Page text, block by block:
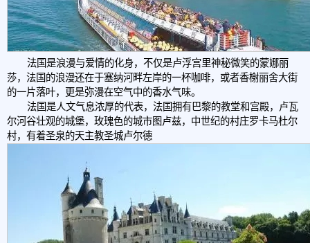
法国是浪漫与爱情的化身，不仅是卢浮宫里神秘微笑的蒙娜丽
莎，法国的浪漫还在于塞纳河畔左岸的一杯咖啡，或者香榭丽舍大街
的一片落叶，更是弥漫在空气中的香水气味。
法国是人文气息浓厚的代表，法国拥有巴黎的教堂和宫殿，卢瓦
尔河谷壮观的城堡，玫瑰色的城市图卢兹，中世纪的村庄罗卡马杜尔
村，有着圣泉的天主教圣城卢尔德